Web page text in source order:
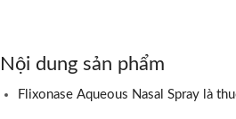
Nội dung sản phẩm
Flixonase Aqueous Nasal Spray là